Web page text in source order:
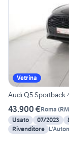
Vetrina
Audi Q5 Sportback
43.900 €Roma (RM
Usato
07/2023
Rivenditore